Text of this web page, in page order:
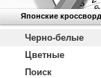
Японские
Черно-белые
Цветные
Поиск